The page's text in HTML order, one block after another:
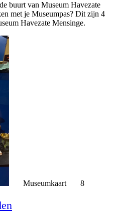
buurt van Museum Havezate
met je Museumpas? Dit zijn 4
Havezate Mensinge.
Museumkaart 8